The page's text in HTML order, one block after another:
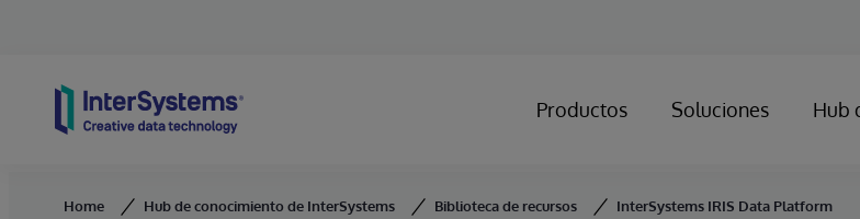
Productos Soluciones Hub
Home Hub de conocimiento de InterSystems Biblioteca de recursos InterSystems IRIS Data Platform